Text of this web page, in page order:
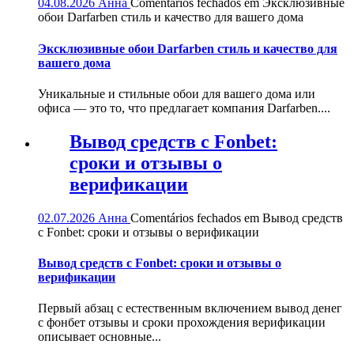
04.08.2026 Анна Comentários fechados em Эксклюзивные
обои Darfarben стиль и качество для вашего дома
Эксклюзивные обои Darfarben стиль и качество для
вашего дома
Уникальные и стильные обои для вашего дома или
офиса — это то, что предлагает компания Darfarben....
Вывод средств с Fonbet:
сроки и отзывы о
верификации
02.07.2026 Анна Comentários fechados em Вывод средств
с Fonbet: сроки и отзывы о верификации
Вывод средств с Fonbet: сроки и отзывы о
верификации
Первый абзац с естественным включением вывод денег
с фонбет отзывы и сроки прохождения верификации
описывает основные...